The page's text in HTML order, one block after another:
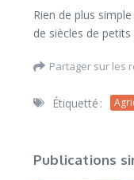
Rien de plus
de siècles de petits
Partager sur les
Étiquetté :
Publications